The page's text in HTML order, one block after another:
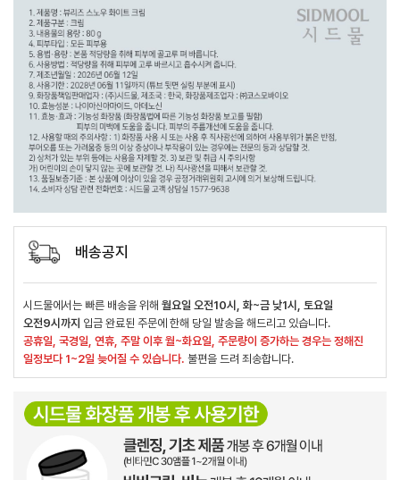
배송공지
시드물에서는 빠른 배송을 위해 월요일 오전10시, 화~금 낮1시, 토요일
오전9시까지 입금 완료된 주문에 한해 당일 발송을 해드리고 있습니다.
공휴일, 국경일, 연휴, 주말 이후 월~화요일, 주문량이 증가하는 경우는 정해진
일정보다 1~2일 늦어질 수 있습니다. 불편을 드려 죄송합니다.